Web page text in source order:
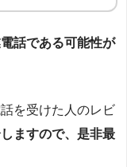
話である可能性が
を受けた人のレビ
ますので、是非最